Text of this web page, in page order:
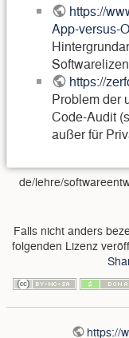
https://
App-versus-
https://
Problem der
Code-Audit
außer für
de/lehre/
Falls nicht anders
folgenden Lizenz
https://